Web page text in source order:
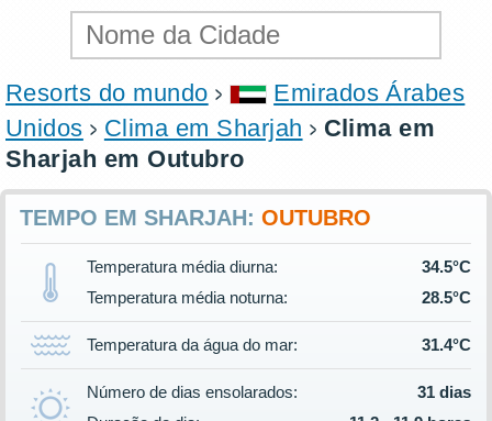
Resorts do mundo
Emirados Árabes
Unidos
Clima em Sharjah
Clima em
Sharjah em Outubro
TEMPO EM SHARJAH: OUTUBRO
Temperatura média diurna:
34.5°C
Temperatura média noturna:
28.5°C
Temperatura da água do mar: 31.4°C
Número de dias ensolarados:
31 dias